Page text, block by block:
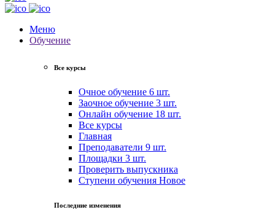
Меню
Обучение
Все курсы
Очное обучение 6 шт.
Заочное обучение 3 шт.
Онлайн обучение 18 шт.
Все курсы
Главная
Преподаватели 9 шт.
Площадки 3 шт.
Проверить выпускника
Cтупени обучения Новое
Последние изменения